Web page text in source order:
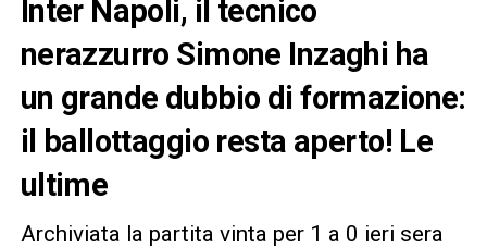
Inter Napoli, il tecnico
nerazzurro Simone Inzaghi ha
un grande dubbio di formazione:
il ballottaggio resta aperto! Le
ultime
Archiviata la partita vinta per 1 a 0 ieri sera